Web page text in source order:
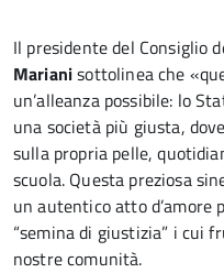
Il presidente del Consiglio
Marianisottolinea che
un’alleanza possibile: lo
una società più giusta,
sulla propria pelle,
scuola. Questa preziosa
un autentico atto
“semina di giustizia” i cui
nostre comunità.